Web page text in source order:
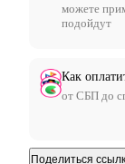
можете
подойдут
Как
от СБП до
Поделиться